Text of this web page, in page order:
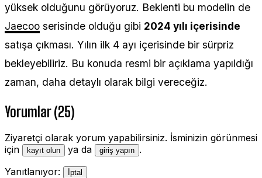
yüksek olduğunu görüyoruz. Beklenti bu modelin de
Jaecoo serisinde olduğu gibi 2024 yılı içerisinde
satışa çıkması. Yılın ilk 4 ayı içerisinde bir sürpriz
bekleyebiliriz. Bu konuda resmi bir açıklama yapıldığı
zaman, daha detaylı olarak bilgi vereceğiz.
Yorumlar (25)
Ziyaretçi olarak yorum yapabilirsiniz. İsminizin görünmesi
için
kayıt olun ya da giriş yapın .
Yanıtlanıyor:
İptal